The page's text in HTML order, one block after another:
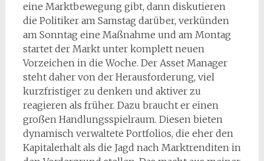
eine Marktbewegung gibt, dann diskutieren
die Politiker am Samstag darüber, verkünden
am Sonntag eine Maßnahme und am Montag
startet der Markt unter komplett neuen
Vorzeichen in die Woche. Der Asset Manager
steht daher von der Herausforderung, viel
kurzfristiger zu denken und aktiver zu
reagieren als früher. Dazu braucht er einen
großen Handlungsspielraum. Diesen bieten
dynamisch verwaltete Portfolios, die eher den
Kapitalerhalt als die Jagd nach Marktrenditen in